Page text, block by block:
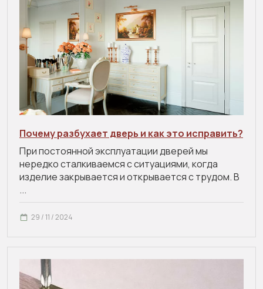
Почему разбухает дверь и как это исправить?
При постоянной эксплуатации дверей мы
нередко сталкиваемся с ситуациями, когда
изделие закрывается и открывается с трудом. В
...
29 / 11 / 2024